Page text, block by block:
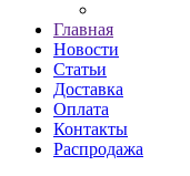
Главная
Новости
Статьи
Доставка
Оплата
Контакты
Распродажа